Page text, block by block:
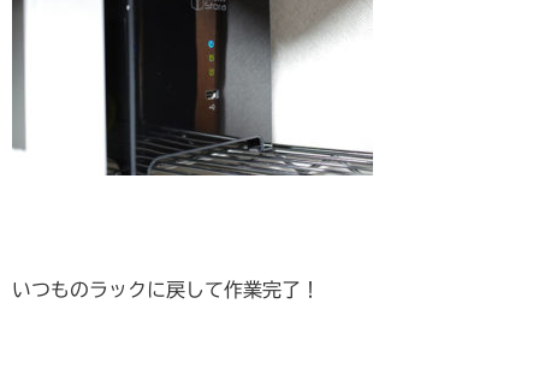
いつものラックに戻して作業完了！